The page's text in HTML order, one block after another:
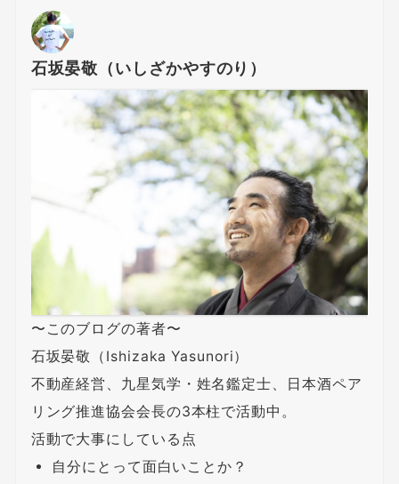
石坂晏敬（いしざかやすのり）
〜このブログの著者〜
石坂晏敬（Ishizaka Yasunori）
不動産経営、九星気学・姓名鑑定士、日本酒ペア
リング推進協会会長の3本柱で活動中。
活動で大事にしている点
自分にとって面白いことか？